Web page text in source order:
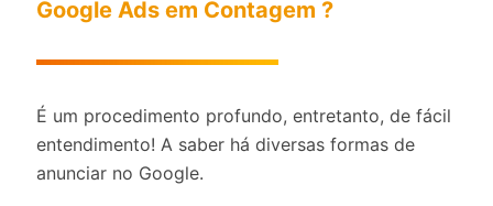
Google Ads em Contagem ?
É um procedimento profundo, entretanto, de fácil
entendimento! A saber há diversas formas de
anunciar no Google.